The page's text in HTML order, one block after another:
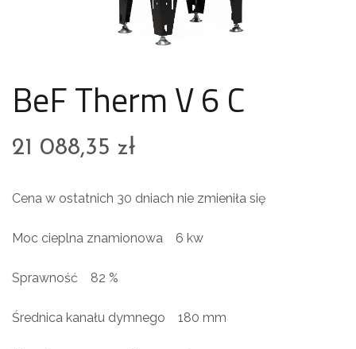
BeF Therm V 6 C
21 088,35 zł
Cena w ostatnich 30 dniach nie zmieniła się
Moc cieplna znamionowa 6 kw
Sprawność 82 %
Średnica kanału dymnego 180 mm